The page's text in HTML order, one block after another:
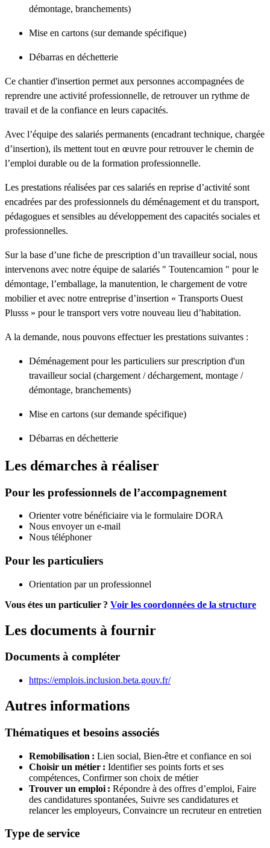
démontage, branchements)
Mise en cartons (sur demande spécifique)
Débarras en déchetterie
Ce chantier d'insertion permet aux personnes accompagnées de
reprendre une activité professionnelle, de retrouver un rythme de
travail et de la confiance en leurs capacités.
Avec l’équipe des salariés permanents (encadrant technique, chargée
d’insertion), ils mettent tout en œuvre pour retrouver le chemin de
l’emploi durable ou de la formation professionnelle.
Les prestations réalisées par ces salariés en reprise d’activité sont
encadrées par des professionnels du déménagement et du transport,
pédagogues et sensibles au développement des capacités sociales et
professionnelles.
Sur la base d’une fiche de prescription d’un travailleur social, nous
intervenons avec notre équipe de salariés " Toutencamion " pour le
démontage, l’emballage, la manutention, le chargement de votre
mobilier et avec notre entreprise d’insertion « Transports Ouest
Plusss » pour le transport vers votre nouveau lieu d’habitation.
A la demande, nous pouvons effectuer les prestations suivantes :
Déménagement pour les particuliers sur prescription d'un
travailleur social (chargement / déchargement, montage /
démontage, branchements)
Mise en cartons (sur demande spécifique)
Débarras en déchetterie
Les démarches à réaliser
Pour les professionnels de l’accompagnement
Orienter votre bénéficiaire via le formulaire DORA
Nous envoyer un e-mail
Nous téléphoner
Pour les particuliers
Orientation par un professionnel
Vous étes un particulier ? Voir les coordonnées de la structure
Les documents à fournir
Documents à compléter
https://emplois.inclusion.beta.gouv.fr/
Autres informations
Thématiques et besoins associés
Remobilisation : Lien social, Bien-être et confiance en soi
Choisir un métier : Identifier ses points forts et ses
compétences, Confirmer son choix de métier
Trouver un emploi : Répondre à des offres d’emploi, Faire
des candidatures spontanées, Suivre ses candidatures et
relancer les employeurs, Convaincre un recruteur en entretien
Type de service